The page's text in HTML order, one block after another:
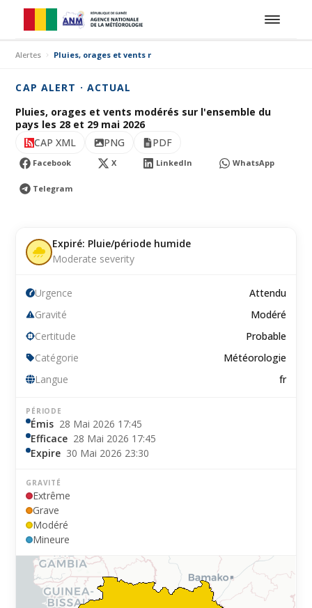
Alertes Pluies, orages et vents modérés sur l'ensemble du pays les 28
CAP ALERT · ACTUAL
Pluies, orages et vents modérés sur l'ensemble du
pays les 28 et 29 mai 2026
CAP XML
PNG PDF
Facebook X LinkedIn WhatsApp
Telegram
Expiré: Pluie/période humide
Moderate severity
Urgence
Attendu
Gravité
Modéré
Certitude
Probable
Catégorie
Météorologie
Langue
fr
PÉRIODE
Émis 28 Mai 2026 17:45
Efficace 28 Mai 2026 17:45
Expire 30 Mai 2026 23:30
GRAVITÉ
Extrême
Grave
Modéré
Mineure